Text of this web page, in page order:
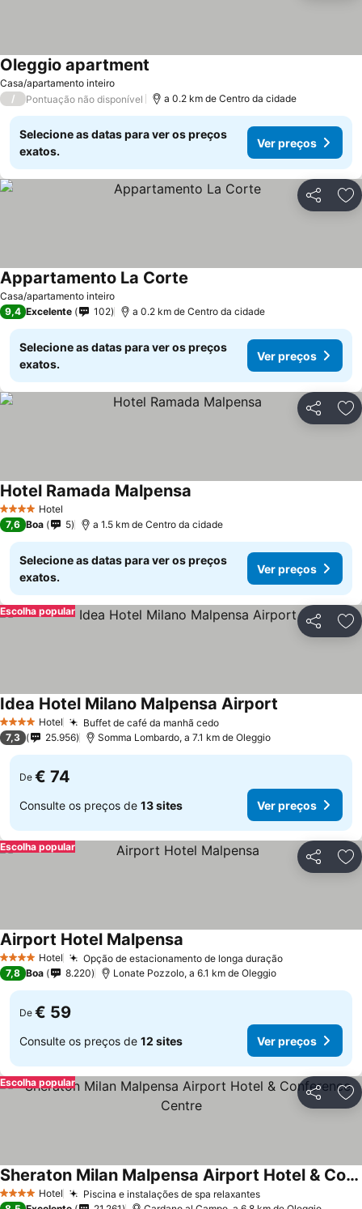
Casa/apartamento inteiro
Oleggio apartment
/ Pontuação não disponível a 0.2 km de Centro da cidade
Selecione as datas para ver os preços
exatos.
Ver preços
Partilhar
Casa/apartamento inteiro
Appartamento La Corte
9,4 Excelente 102 a 0.2 km de Centro da cidade
Selecione as datas para ver os preços
exatos.
Ver preços
Partilhar
4 EstrelasHotel
Hotel Ramada Malpensa
7,6 Boa 5 a 1.5 km de Centro da cidade
Selecione as datas para ver os preços
exatos.
Ver preços
Partilhar
Escolha popular
4 EstrelasHotel Buffet de café da manhã cedo
Idea Hotel Milano Malpensa Airport
7,3 25.956 Somma Lombardo, a 7.1 km de Oleggio
De € 74
Consulte os preços de 13 sites Ver preços
Partilhar
Escolha popular
4 EstrelasHotel Opção de estacionamento de longa duração
Airport Hotel Malpensa
7,8 Boa 8.220 Lonate Pozzolo, a 6.1 km de Oleggio
De € 59
Consulte os preços de 12 sites Ver preços
Partilhar
Escolha popular
4 EstrelasHotel Piscina e instalações de spa relaxantes
Sheraton Milan Malpensa Airport Hotel & Conference Centre